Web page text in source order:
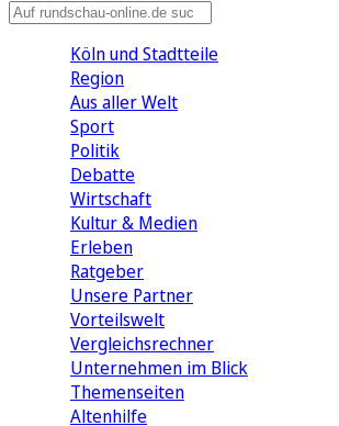
Köln und Stadtteile
Region
Aus aller Welt
Sport
Politik
Debatte
Wirtschaft
Kultur & Medien
Erleben
Ratgeber
Unsere Partner
Vorteilswelt
Vergleichsrechner
Unternehmen im Blick
Themenseiten
Altenhilfe